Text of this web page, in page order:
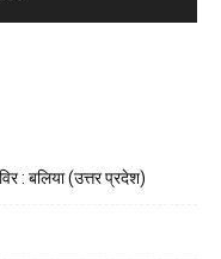
: बलिया (उत्तर प्रदेश)